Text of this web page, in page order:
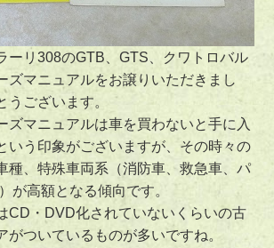
ーリ308のGTB、GTS、クワトロバル
ズマニュアルをお譲りいただきまし
うございます。
ズマニュアルは車を買わないと手に入
いう印象がございますが、その時々の
種、特殊車両系（消防車、救急車、パ
が高額となる傾向です。
CD・DVD化されていないくらいの古
がついているものが多いですね。